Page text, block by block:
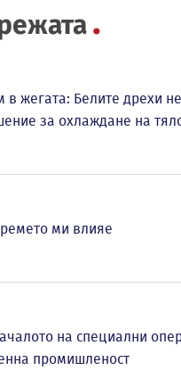
в жегата: Белите дрехи
за охлаждане на
ми влияе
на специални
промишленост